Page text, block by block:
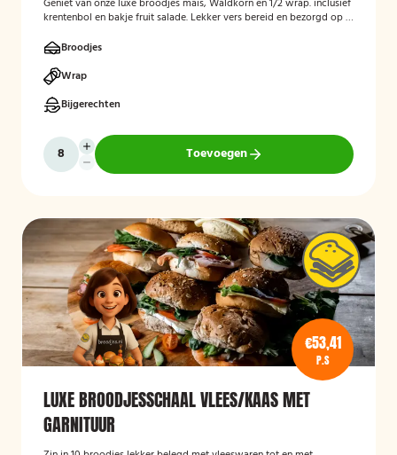
Geniet van onze luxe broodjes mais, Waldkorn en 1/2 wrap. inclusief
krentenbol en bakje fruit salade. Lekker vers bereid en bezorgd op je
Broodjes
Wrap
Bijgerechten
Toevoegen
€53,41
P.S
LUXE BROODJESSCHAAL VLEES/KAAS MET
GARNITUUR